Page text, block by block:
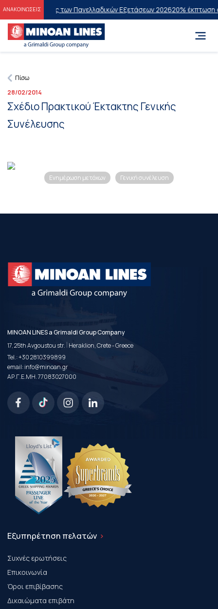
ΑΝΑΚΟΙΝΩΣΕΙΣ
Επιτυχόντες των Πανελλαδικών Εξετάσεων 202620% έκπτωση
Πίσω
28/02/2014
Σχέδιο Πρακτικού Έκτακτης Γενικής
Συνέλευσης
Ενημέρωση μετόχων Γενική συνέλευση
MINOAN LINES a Grimaldi Group Company
17, 25th Avgoustou str. | Heraklion, Crete - Greece
Tel.:+30 2810399899
email:info@minoan.gr
ΑΡ.Γ.Ε.ΜΗ. 77083027000
Εξυπηρέτηση πελατών
Συχνές ερωτήσεις
Επικοινωνία
Όροι επιβίβασης
Δικαιώματα επιβάτη